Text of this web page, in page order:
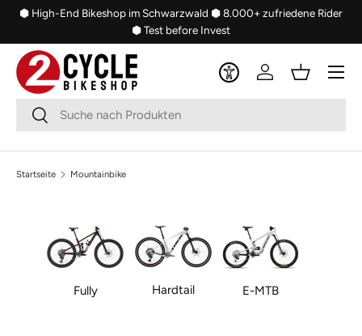
⬢ High-End Bikeshop im Schwarzwald ⬢ 8.000+ zufriedene Rider
⬢ Test before Invest
SuchenSuchen
Einloggen
Menü
Startseite Mountainbike
Fully Hardtail E-MTB